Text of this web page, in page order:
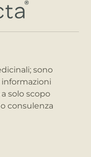
sono
solo scopo
consulenza